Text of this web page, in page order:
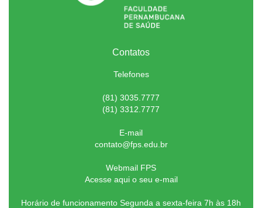
Contatos
Telefones
(81) 3035.7777
(81) 3312.7777
E-mail
contato@fps.edu.br
Webmail FPS
Acesse aqui o seu e-mail
Horário de funcionamento Segunda a sexta-feira 7h às 18h